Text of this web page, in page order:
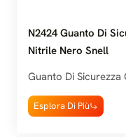
N2424 Guanto Di
Nitrile Nero Snell
Guanto Di
Esplora Di Più